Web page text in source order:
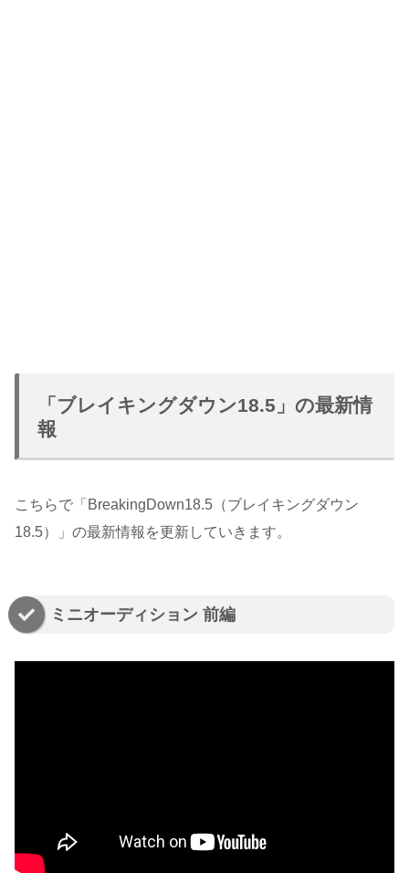
「ブレイキングダウン18.5」の最新情
報
こちらで「BreakingDown18.5（ブレイキングダウン
18.5）」の最新情報を更新していきます。
ミニオーディション 前編